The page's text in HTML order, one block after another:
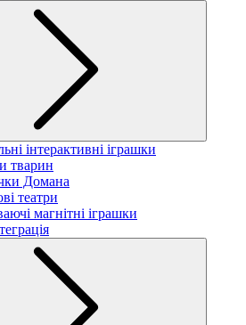
інтерактивні іграшки
тварин
Домана
театри
магнітні іграшки